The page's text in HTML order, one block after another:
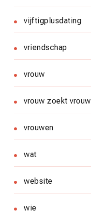
vijftigplusdating
vriendschap
vrouw
vrouw zoekt vrouw
vrouwen
wat
website
wie